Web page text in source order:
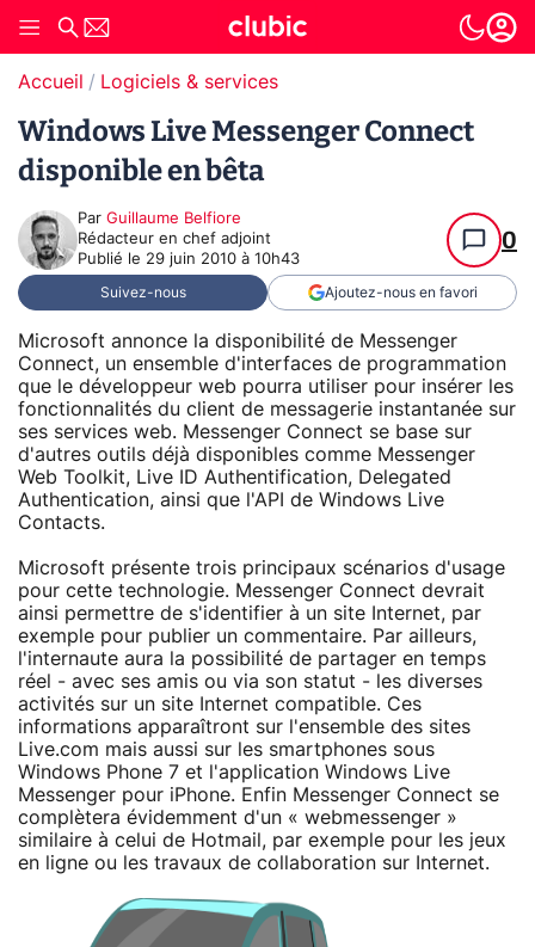
Accueil Logiciels & services
Windows Live Messenger Connect
disponible en bêta
Par Guillaume Belfiore
Rédacteur en chef adjoint
Publié le 29 juin 2010 à 10h43
0
Suivez-nous Ajoutez-nous en favori
Microsoft annonce la disponibilité de Messenger
Connect, un ensemble d'interfaces de programmation
que le développeur web pourra utiliser pour insérer les
fonctionnalités du client de messagerie instantanée sur
ses services web. Messenger Connect se base sur
d'autres outils déjà disponibles comme Messenger
Web Toolkit, Live ID Authentification, Delegated
Authentication, ainsi que l'API de Windows Live
Contacts.
Microsoft présente trois principaux scénarios d'usage
pour cette technologie. Messenger Connect devrait
ainsi permettre de s'identifier à un site Internet, par
exemple pour publier un commentaire. Par ailleurs,
l'internaute aura la possibilité de partager en temps
réel - avec ses amis ou via son statut - les diverses
activités sur un site Internet compatible. Ces
informations apparaîtront sur l'ensemble des sites
Live.com mais aussi sur les smartphones sous
Windows Phone 7 et l'application Windows Live
Messenger pour iPhone. Enfin Messenger Connect se
complètera évidemment d'un « webmessenger »
similaire à celui de Hotmail, par exemple pour les jeux
en ligne ou les travaux de collaboration sur Internet.